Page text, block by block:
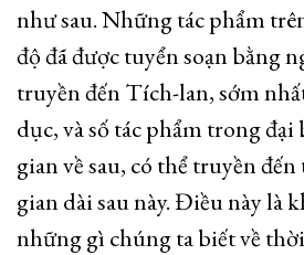
như sau. Những tác phẩm
độ đã được tuyển soạn bằng
truyền đến Tích-lan, sớm
dục, và số tác phẩm trong
gian về sau, có thể truyền
gian dài sau này. Điều này là
những gì chúng ta biết về